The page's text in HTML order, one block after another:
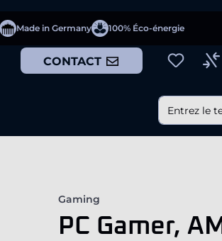
Made in Germany 100% Éco-énergie
CONTACT
Gaming
PC Gamer,